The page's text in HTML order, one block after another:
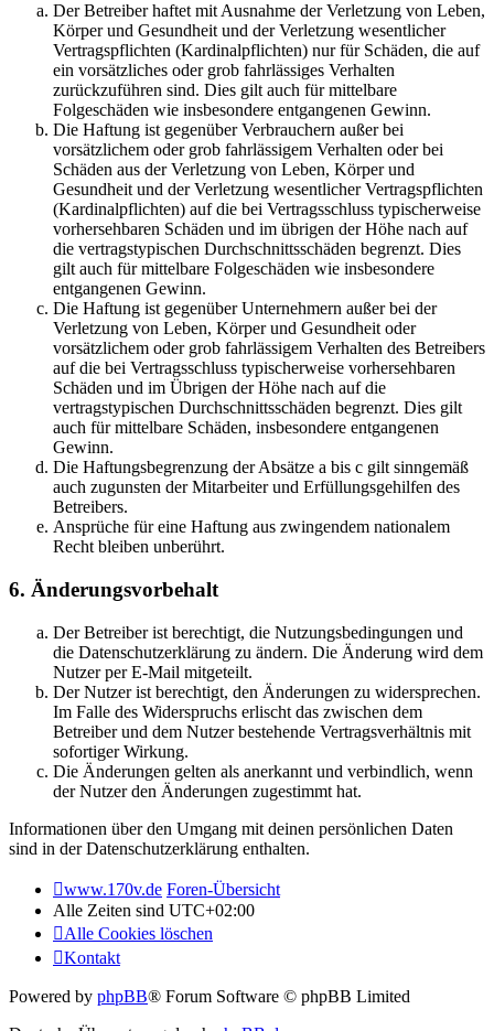
Der Betreiber haftet mit Ausnahme der Verletzung von Leben,
Körper und Gesundheit und der Verletzung wesentlicher
Vertragspflichten (Kardinalpflichten) nur für Schäden, die auf
ein vorsätzliches oder grob fahrlässiges Verhalten
zurückzuführen sind. Dies gilt auch für mittelbare
Folgeschäden wie insbesondere entgangenen Gewinn.
Die Haftung ist gegenüber Verbrauchern außer bei
vorsätzlichem oder grob fahrlässigem Verhalten oder bei
Schäden aus der Verletzung von Leben, Körper und
Gesundheit und der Verletzung wesentlicher Vertragspflichten
(Kardinalpflichten) auf die bei Vertragsschluss typischerweise
vorhersehbaren Schäden und im übrigen der Höhe nach auf
die vertragstypischen Durchschnittsschäden begrenzt. Dies
gilt auch für mittelbare Folgeschäden wie insbesondere
entgangenen Gewinn.
Die Haftung ist gegenüber Unternehmern außer bei der
Verletzung von Leben, Körper und Gesundheit oder
vorsätzlichem oder grob fahrlässigem Verhalten des Betreibers
auf die bei Vertragsschluss typischerweise vorhersehbaren
Schäden und im Übrigen der Höhe nach auf die
vertragstypischen Durchschnittsschäden begrenzt. Dies gilt
auch für mittelbare Schäden, insbesondere entgangenen
Gewinn.
Die Haftungsbegrenzung der Absätze a bis c gilt sinngemäß
auch zugunsten der Mitarbeiter und Erfüllungsgehilfen des
Betreibers.
Ansprüche für eine Haftung aus zwingendem nationalem
Recht bleiben unberührt.
6. Änderungsvorbehalt
Der Betreiber ist berechtigt, die Nutzungsbedingungen und
die Datenschutzerklärung zu ändern. Die Änderung wird dem
Nutzer per E-Mail mitgeteilt.
Der Nutzer ist berechtigt, den Änderungen zu widersprechen.
Im Falle des Widerspruchs erlischt das zwischen dem
Betreiber und dem Nutzer bestehende Vertragsverhältnis mit
sofortiger Wirkung.
Die Änderungen gelten als anerkannt und verbindlich, wenn
der Nutzer den Änderungen zugestimmt hat.
Informationen über den Umgang mit deinen persönlichen Daten
sind in der Datenschutzerklärung enthalten.
www.170v.de Foren-Übersicht
Alle Zeiten sind UTC+02:00
Alle Cookies löschen
Kontakt
Powered by phpBB® Forum Software © phpBB Limited